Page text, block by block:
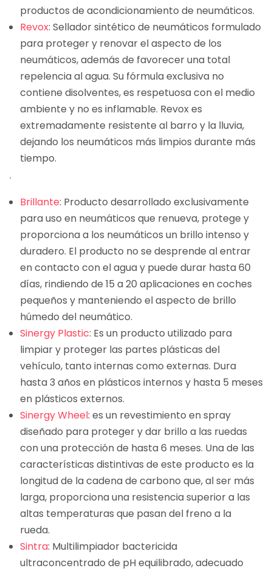
productos de acondicionamiento de neumáticos.
Revox: Sellador sintético de neumáticos formulado
para proteger y renovar el aspecto de los
neumáticos, además de favorecer una total
repelencia al agua. Su fórmula exclusiva no
contiene disolventes, es respetuosa con el medio
ambiente y no es inflamable. Revox es
extremadamente resistente al barro y la lluvia,
dejando los neumáticos más limpios durante más
tiempo.
.
Brillante: Producto desarrollado exclusivamente
para uso en neumáticos que renueva, protege y
proporciona a los neumáticos un brillo intenso y
duradero. El producto no se desprende al entrar
en contacto con el agua y puede durar hasta 60
días, rindiendo de 15 a 20 aplicaciones en coches
pequeños y manteniendo el aspecto de brillo
húmedo del neumático.
Sinergy Plastic: Es un producto utilizado para
limpiar y proteger las partes plásticas del
vehículo, tanto internas como externas. Dura
hasta 3 años en plásticos internos y hasta 5 meses
en plásticos externos.
Sinergy Wheel: es un revestimiento en spray
diseñado para proteger y dar brillo a las ruedas
con una protección de hasta 6 meses. Una de las
características distintivas de este producto es la
longitud de la cadena de carbono que, al ser más
larga, proporciona una resistencia superior a las
altas temperaturas que pasan del freno a la
rueda.
Sintra: Multilimpiador bactericida
ultraconcentrado de pH equilibrado, adecuado